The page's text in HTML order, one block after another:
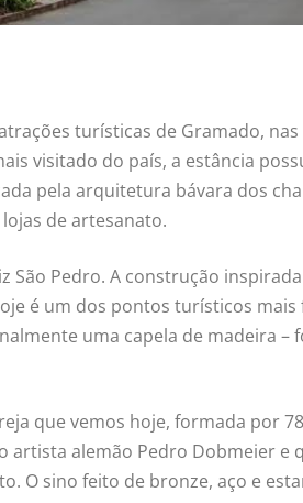
turísticas de Gramado, nas
visitado do país, a estância
pela arquitetura bávara dos
de artesanato.
São Pedro. A construção
é um dos pontos turísticos mais
uma capela de madeira –
que vemos hoje, formada por
artista alemão Pedro Dobmeier e
O sino feito de bronze, aço e